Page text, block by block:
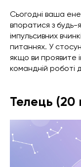
Сьогодні ваша
впоратися з
імпульсивних
питаннях. У
якщо ви проявите
командній роботі
Телець (20